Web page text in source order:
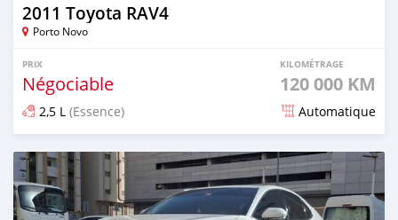
2011 Toyota RAV4
Porto Novo
PRIX
Négociable
KILOMÉTRAGE
120 000 KM
2,5 L (Essence) Automatique
Publié il y a plus d'un an